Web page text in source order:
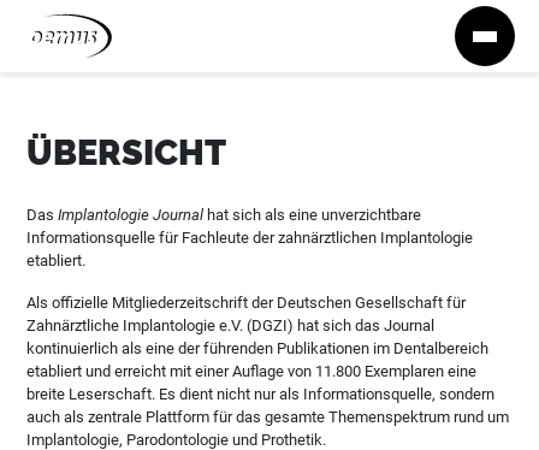
Zum Inhalt springen
ÜBERSICHT
DasImplantologie Journal hat sich als eine unverzichtbare
Informationsquelle für Fachleute der zahnärztlichen Implantologie
etabliert.
Als offizielle Mitgliederzeitschrift der Deutschen Gesellschaft für
Zahnärztliche Implantologie e.V. (DGZI) hat sich das Journal
kontinuierlich als eine der führenden Publikationen im Dentalbereich
etabliert und erreicht mit einer Auflage von 11.800 Exemplaren eine
breite Leserschaft. Es dient nicht nur als Informationsquelle, sondern
auch als zentrale Plattform für das gesamte Themenspektrum rund um
Implantologie, Parodontologie und Prothetik.